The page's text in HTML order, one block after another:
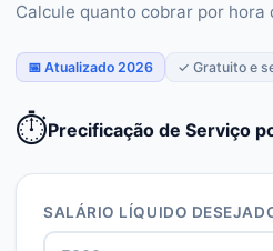
Calcule quanto cobrar por hora
📅 Atualizado 2026 ✓ Gratuito e
⏱️Precificação de Serviço
SALÁRIO LÍQUIDO